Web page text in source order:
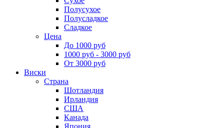
Полусухое
Полусладкое
Сладкое
Цена
До 1000 руб
1000 руб - 3000 руб
От 3000 руб
Виски
Страна
Шотландия
Ирландия
США
Канада
Япония